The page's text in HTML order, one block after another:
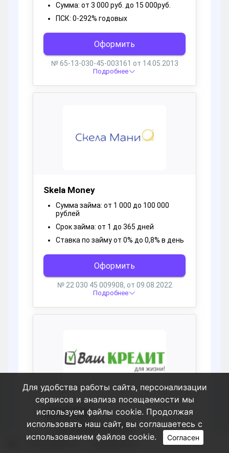
Пользователи LaquitaAxiom
Для удобства работы сайта, персонализации
сервисов и анализа посещаемости мы
используем файлы cookie. Продолжая
использовать наш сайт, вы соглашаетесь с
использованием файлов cookie.
Согласен